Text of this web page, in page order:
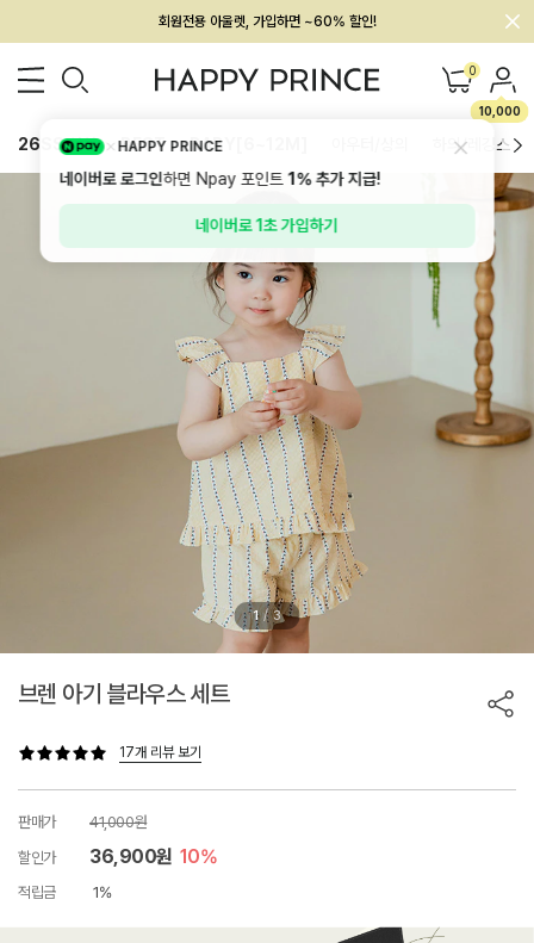
멤버십 최대 28,000원 혜택
0
10,000
26SS 신상 BEST BABY[6~12M] 하의/레깅스
1 / 3
브렌 아기 블라우스 세트
17개 리뷰 보기
판매가
41,000원
할인가
36,900원 10%
적립금 1%
HAPPY PRINCE
네이버로 로그인하면 Npay 포인트1%추가 지급!
네이버로 1초 가입하기